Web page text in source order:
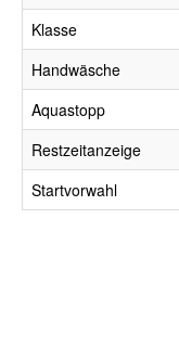
Klasse
Handwäsche
Aquastopp
Restzeitanzeige
Startvorwahl